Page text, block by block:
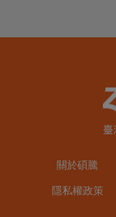
關於碩騰
隱私權政策